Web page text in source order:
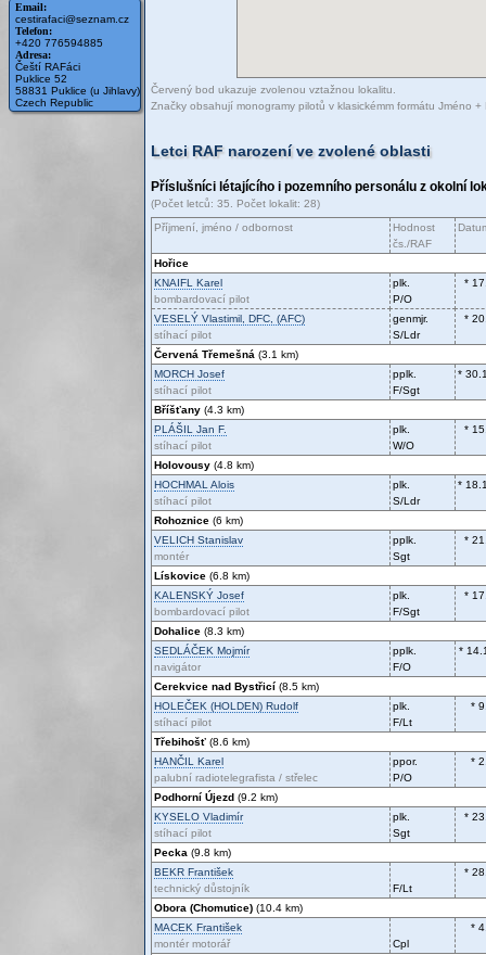
Email:
cestirafaci@seznam.cz
Telefon:
+420 776594885
Adresa:
Čeští RAFáci
Puklice 52
58831 Puklice (u Jihlavy)
Czech Republic
Červený bod ukazuje zvolenou vztažnou lokalitu.
Značky obsahují monogramy pilotů v klasickémm formátu Jméno
Letci RAF narození ve zvolené oblasti
Příslušníci létajícího i pozemního personálu z okolní
(Počet letců: 35. Počet lokalit: 28)
Příjmení, jméno / odbornost
Hodnost
čs./RAF
Hořice
KNAIFL
Karel
bombardovací pilot
plk.
P/O
*
VESELÝ Vlastimil, DFC, (AFC)
stíhací pilot
genmjr.
S/Ldr
*
Červená Třemešná (3.1 km)
MORCH Josef
stíhací pilot
pplk.
F/Sgt
*
Bříšťany (4.3 km)
PLÁŠIL
Jan F.
stíhací pilot
plk.
W/O
*
Holovousy (4.8 km)
HOCHMAL Alois
stíhací pilot
plk.
S/Ldr
*
Rohoznice (6 km)
VELICH Stanislav
montér
pplk.
Sgt
*
Lískovice (6.8 km)
KALENSKÝ Josef
bombardovací pilot
plk.
F/Sgt
*
Dohalice (8.3 km)
SEDLÁČEK Mojmír
navigátor
pplk.
F/O
*
Cerekvice nad Bystřicí (8.5 km)
HOLEČEK (HOLDEN) Rudolf
stíhací pilot
plk.
F/Lt
*
Třebihošť (8.6 km)
HANČIL
Karel
palubní radiotelegrafista / střelec
ppor.
P/O
*
Podhorní Újezd (9.2 km)
KYSELO Vladimír
stíhací pilot
plk.
Sgt
*
Pecka (9.8 km)
BEKR František
technický důstojník
F/Lt
*
Obora (Chomutice) (10.4 km)
MACEK František
montér motorář
Cpl
*